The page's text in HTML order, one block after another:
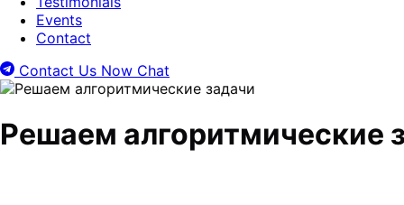
Events
Contact
Contact Us Now Chat
Решаем алгоритмические